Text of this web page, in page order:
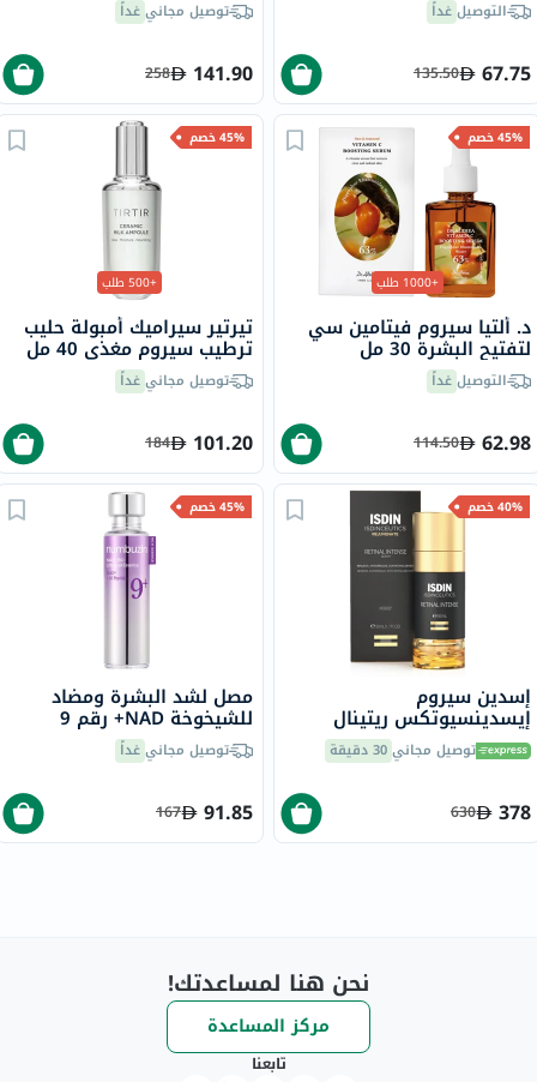
التوصيلغداً
67.75
135.50
توصيل مجانيغداً
141.90
258
45% خصم
+1000 طلب
د. ألتيا سيروم فيتامين سي
لتفتيح البشرة 30 مل
التوصيلغداً
62.98
114.50
45% خصم
+500 طلب
تيرتير سيراميك أمبولة حليب
ترطيب سيروم مغذي 40 مل
توصيل مجانيغداً
101.20
184
40% خصم
إسدين سيروم
إيسدينسيوتكس ريتينال
إنتنس الليلي المضاد للتجاعيد
50 مل توصيل مجاني30 دقيقة
378
630
45% خصم
مصل لشد البشرة ومضاد
للشيخوخة NAD+ رقم 9
نومبوزين
توصيل مجانيغداً
91.85
167
نحن هنا لمساعدتك!
مركز المساعدة
تابعنا